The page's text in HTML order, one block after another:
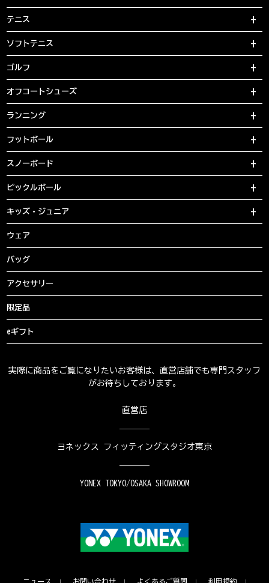
テニス
ソフトテニス
ゴルフ
オフコートシューズ
ランニング
フットボール
スノーボード
ピックルボール
キッズ・ジュニア
ウェア
バッグ
アクセサリー
限定品
eギフト
実際に商品をご覧になりたいお客様は、直営店舗でも専門スタッフ
がお待ちしております。
直営店
ヨネックス フィッティングスタジオ東京
YONEX TOKYO/OSAKA SHOWROOM
ニュース お問い合わせ よくあるご質問 利用規約